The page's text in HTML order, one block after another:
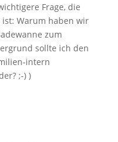
Frage, die
Warum haben wir
zum
sollte ich den
intern
;-) )